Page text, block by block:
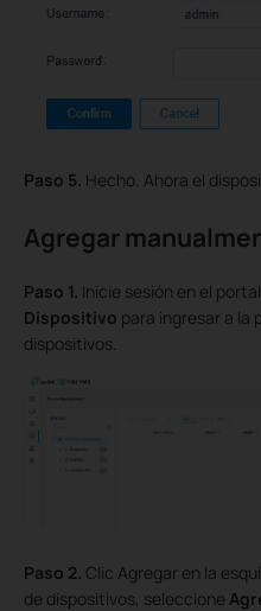
Paso 5. Hecho. Ahora el
Agregar
Paso 1. Inicie sesión en el
Dispositivo para ingresar a la
dispositivos.
Paso 2. Clic Agregar en la
de dispositivos, seleccione